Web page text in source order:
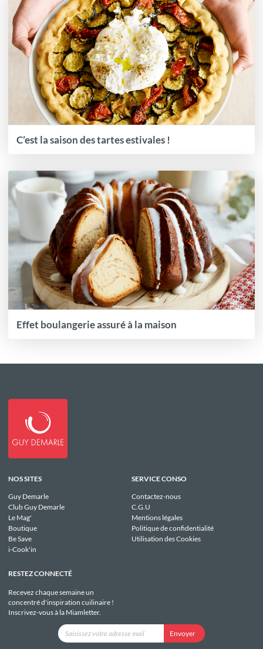
C’est la saison des tartes estivales !
Effet boulangerie assuré à la maison
NOS SITES
Guy Demarle
Club Guy Demarle
Le Mag'
Boutique
Be Save
i-Cook'in
SERVICE CONSO
Contactez-nous
C.G.U
Mentions légales
Politique de confidentialité
Utilisation des Cookies
RESTEZ CONNECTÉ
Recevez chaque semaine un
concentré d'inspiration cuilinaire !
Inscrivez-vous à la Miamletter.